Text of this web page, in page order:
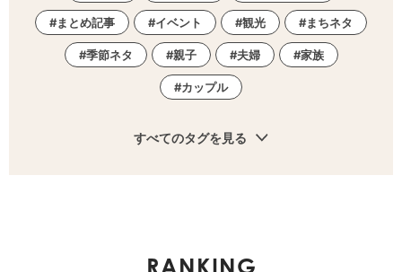
まとめ記事 イベント 観光 まちネタ
季節ネタ 親子 夫婦 家族
カップル
すべてのタグを見る
RANKING